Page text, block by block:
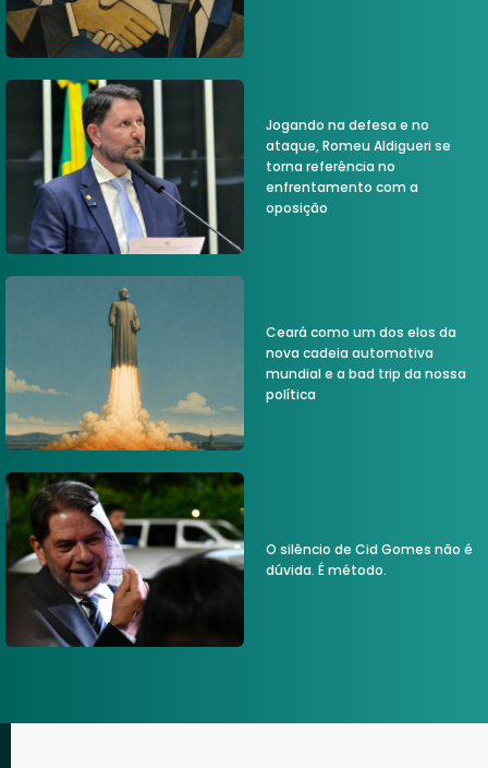
Jogando na defesa e no
ataque, Romeu Aldigueri se
torna referência no
enfrentamento com a
oposição
Ceará como um dos elos da
nova cadeia automotiva
mundial e a bad trip da nossa
política
O silêncio de Cid Gomes não é
dúvida. É método.